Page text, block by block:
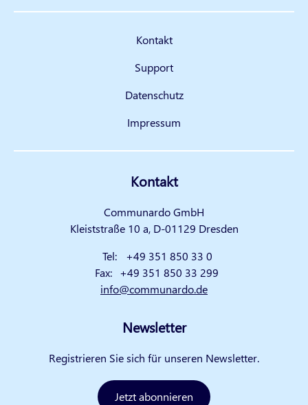
Kontakt
Support
Datenschutz
Impressum
Kontakt
Communardo GmbH
Kleiststraße 10 a, D-01129 Dresden
Tel:
+49 351 850 33 0
Fax: +49 351 850 33 299
info@communardo.de
Newsletter
Registrieren Sie sich für unseren Newsletter.
Jetzt abonnieren